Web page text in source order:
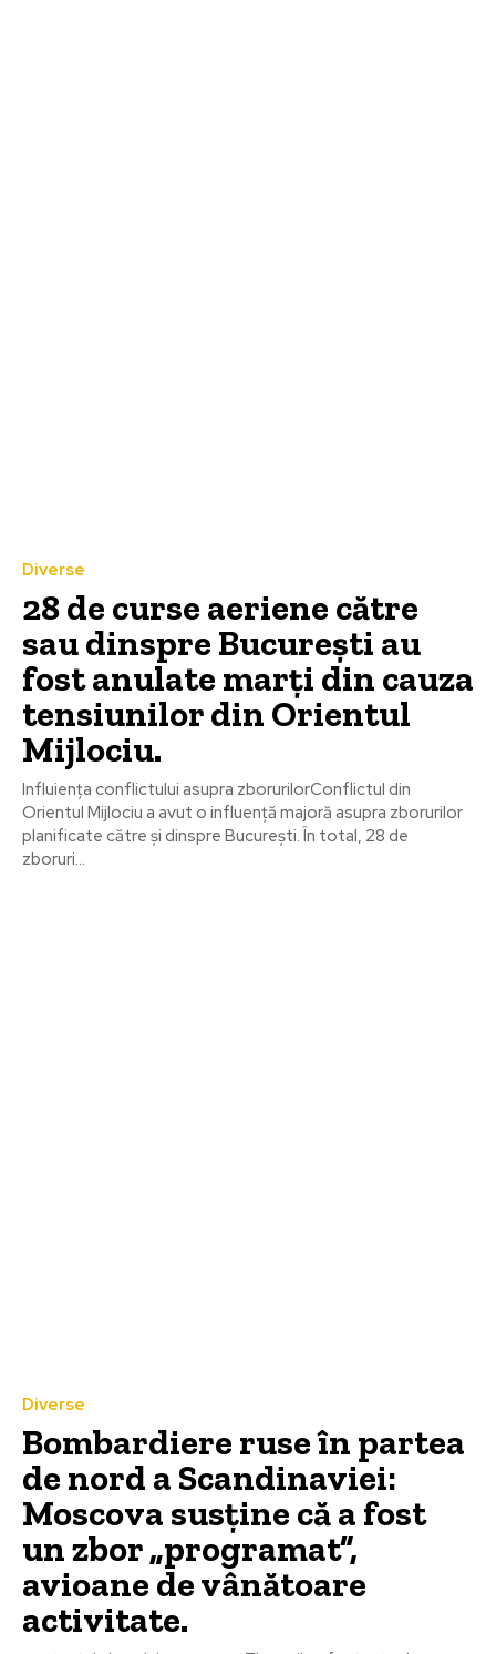
Diverse
28 de curse aeriene către
sau dinspre București au
fost anulate marți din cauza
tensiunilor din Orientul
Mijlociu.
Influiența conflictului asupra zborurilorConflictul din
Orientul Mijlociu a avut o influență majoră asupra zborurilor
planificate către și dinspre București. În total, 28 de
zboruri...
Diverse
Bombardiere ruse în partea
de nord a Scandinaviei:
Moscova susține că a fost
un zbor „programat”,
avioane de vânătoare
activitate.